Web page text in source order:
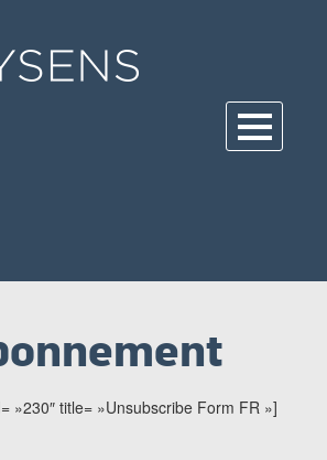
»230″ title= »Unsubscribe Form FR »]